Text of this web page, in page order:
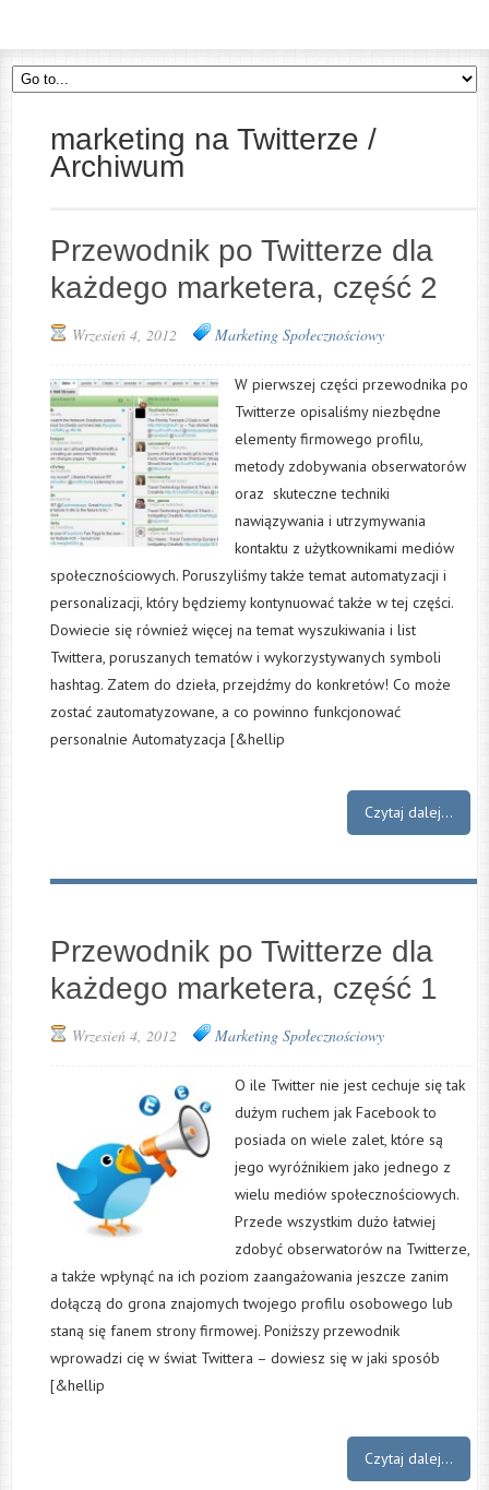
marketing na Twitterze /
Archiwum
Przewodnik po Twitterze dla
każdego marketera, część 2
Wrzesień 4, 2012 Marketing Społecznościowy
W pierwszej części przewodnika po
Twitterze opisaliśmy niezbędne
elementy firmowego profilu,
metody zdobywania obserwatorów
oraz skuteczne techniki
nawiązywania i utrzymywania
kontaktu z użytkownikami mediów
społecznościowych. Poruszyliśmy także temat automatyzacji i
personalizacji, który będziemy kontynuować także w tej części.
Dowiecie się również więcej na temat wyszukiwania i list
Twittera, poruszanych tematów i wykorzystywanych symboli
hashtag. Zatem do dzieła, przejdźmy do konkretów! Co może
zostać zautomatyzowane, a co powinno funkcjonować
personalnie Automatyzacja [&hellip
Czytaj dalej...
Przewodnik po Twitterze dla
każdego marketera, część 1
Wrzesień 4, 2012 Marketing Społecznościowy
O ile Twitter nie jest cechuje się tak
dużym ruchem jak Facebook to
posiada on wiele zalet, które są
jego wyróżnikiem jako jednego z
wielu mediów społecznościowych.
Przede wszystkim dużo łatwiej
zdobyć obserwatorów na Twitterze,
a także wpłynąć na ich poziom zaangażowania jeszcze zanim
dołączą do grona znajomych twojego profilu osobowego lub
staną się fanem strony firmowej. Poniższy przewodnik
wprowadzi cię w świat Twittera – dowiesz się w jaki sposób
[&hellip
Czytaj dalej...